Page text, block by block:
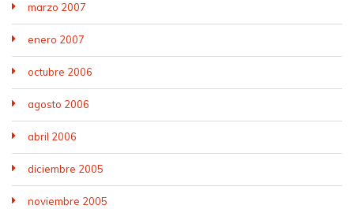
marzo 2007
enero 2007
octubre 2006
agosto 2006
abril 2006
diciembre 2005
noviembre 2005